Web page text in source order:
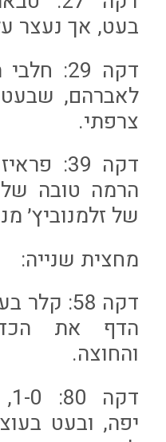
בעט, אך נעצר
דקה 29:
לאברהם,
צרפתי.
דקה 39:
הרמה טובה
של זלמנוביץ׳
מחצית שנייה:
דקה 58:
הדף את
והחוצה.